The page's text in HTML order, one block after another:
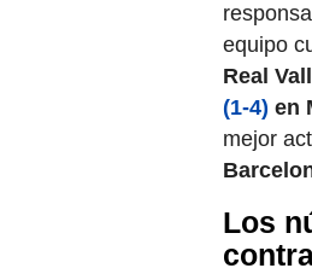
equipo
Real
(1-4) en
mejor
Los